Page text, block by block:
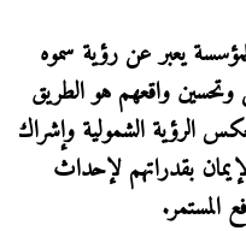
يعبر عن رؤية سموه
واقعهم هو الطريق
الرؤية الشمولية وإشراك
بقدراتهم لإحداث
المستمر.